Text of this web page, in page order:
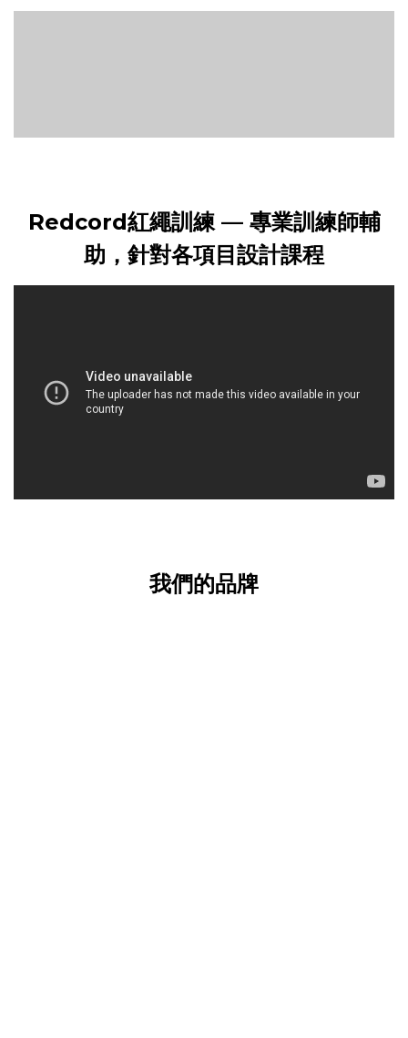
Redcord紅繩訓練 — 專業訓練師輔
助，針對各項目設計課程
我們的品牌